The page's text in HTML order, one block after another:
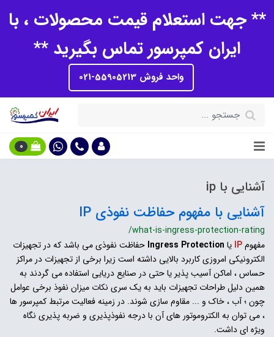
** جهت استعلام قیمت محصولات ، با
ایران کمپرسور تماس بگیرید **
واحد فروش 55905213-021
0
آشنایی با ip
آشنایی با مفهوم حفاظت نفوذی IP
/what-is-ingress-protection-rating
مفهومIP یا Ingress Protection حفاظت نفوذی می باشد که در تجهیزات
الکترونیکی امروزی کاربرد بالایی داشته است زیرا برخی از تجهیزات در مراکز
حساس ، اماکن آسیب پذیر یا حتی در صنایع دریایی استفاده می گردند به
همین دلیل طراحات تجهیزات باید به یک سری نکات میزان نفوذ برخی عوامل
چون ؛ آب ، خاک و ... مقاوم سازی شوند. در زمینه فعالیت مرتبط کمپرسور ها
، می توان به الکتروموتور های آن با درجه نفوذپذیری و ضربه پذیری نگاه
ویژه ای داشت.